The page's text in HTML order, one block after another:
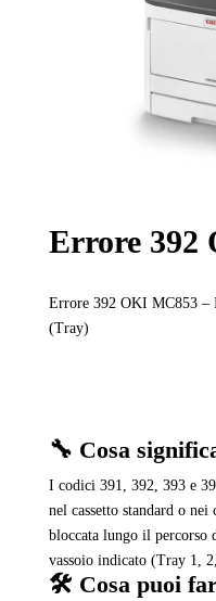
Errore 392
Errore 392 OKI MC853 –
(Tray)
🔧 Cosa
I codici 391, 392, 393 e
nel cassetto standard o
bloccata lungo il percorso
vassoio indicato (Tray 1,
🛠️ Cosa puoi